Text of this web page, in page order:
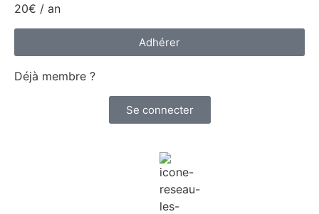
20€ / an
Adhérer
Déjà membre ?
Se connecter